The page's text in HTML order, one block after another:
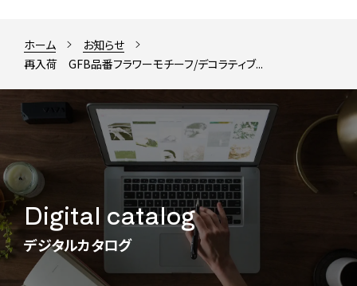
ホーム
お知らせ
再入荷 GFB品番フラワーモチーフ/デコラティブ...
Digital catalog
デジタルカタログ